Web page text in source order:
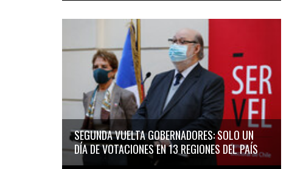
SEGUNDA VUELTA GOBERNADORES: SOLO UN
DÍA DE VOTACIONES EN 13 REGIONES DEL PAÍS